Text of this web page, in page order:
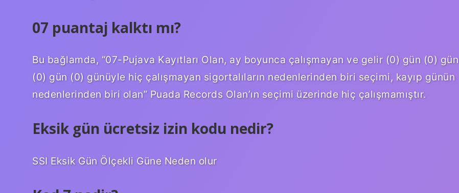
07 puantaj kalktı mı?
Bu bağlamda, “07-Pujava Kayıtları Olan, ay boyunca çalışmayan ve gelir (0) gün (0) gün
(0) gün (0) günüyle hiç çalışmayan sigortalıların nedenlerinden biri seçimi, kayıp günün
nedenlerinden biri olan” Puada Records Olan’ın seçimi üzerinde hiç çalışmamıştır.
Eksik gün ücretsiz izin kodu nedir?
SSI Eksik Gün Ölçekli Güne Neden olur